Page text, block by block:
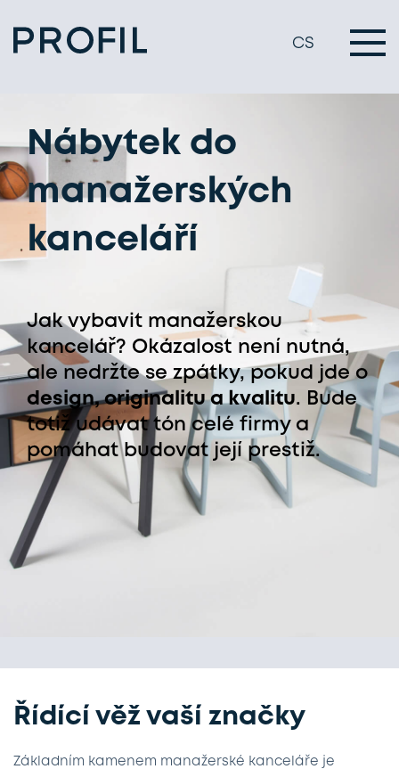
CS
Nábytek do
manažerských
kanceláří
Jak vybavit manažerskou
kancelář? Okázalost není nutná,
ale nedržte se zpátky, pokud jde o
design, originalitu a kvalitu. Bude
totiž udávat tón celé firmy a
pomáhat budovat její prestiž.
Řídící věž vaší značky
Základním kamenem manažerské kanceláře je